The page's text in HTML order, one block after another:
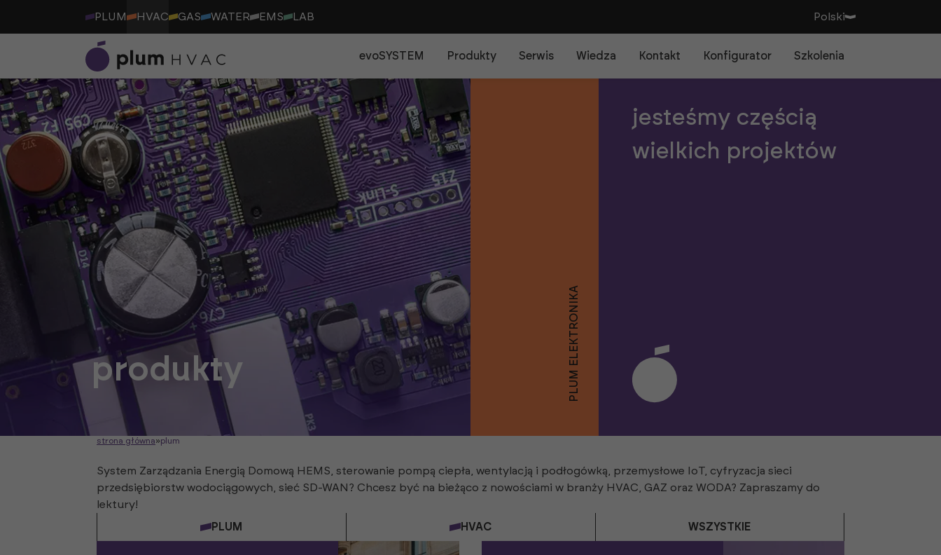
PLUM HVAC GAS WATER EMS LAB Polski
evoSYSTEM Produkty Serwis Wiedza Kontakt Konfigurator Szkolenia
produkty PLUM ELEKTRONIKA
jesteśmy częścią
wielkich projektów
strona główna»plum
System Zarządzania Energią Domową HEMS, sterowanie pompą ciepła, wentylacją i podłogówką, przemysłowe IoT, cyfryzacja sieci
przedsiębiorstw wodociągowych, sieć SD-WAN? Chcesz być na bieżąco z nowościami w branży HVAC, GAZ oraz WODA? Zapraszamy do
lektury!
PLUM
HVAC WSZYSTKIE